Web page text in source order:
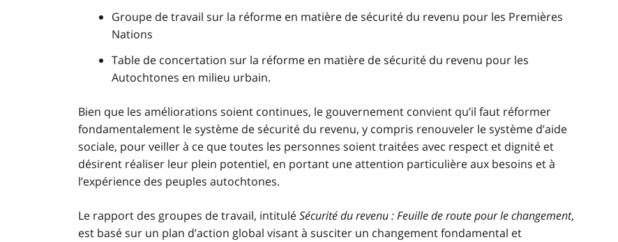
Groupe de travail sur la réforme en matière de sécurité du revenu pour les Premières
Nations
Table de concertation sur la réforme en matière de sécurité du revenu pour les
Autochtones en milieu urbain.
Bien que les améliorations soient continues, le gouvernement convient qu’il faut réformer
fondamentalement le système de sécurité du revenu, y compris renouveler le système d’aide
sociale, pour veiller à ce que toutes les personnes soient traitées avec respect et dignité et
désirent réaliser leur plein potentiel, en portant une attention particulière aux besoins et à
l’expérience des peuples autochtones.
Le rapport des groupes de travail, intituléSécurité du revenu : Feuille de route pour le changement,
est basé sur un plan d’action global visant à susciter un changement fondamental et